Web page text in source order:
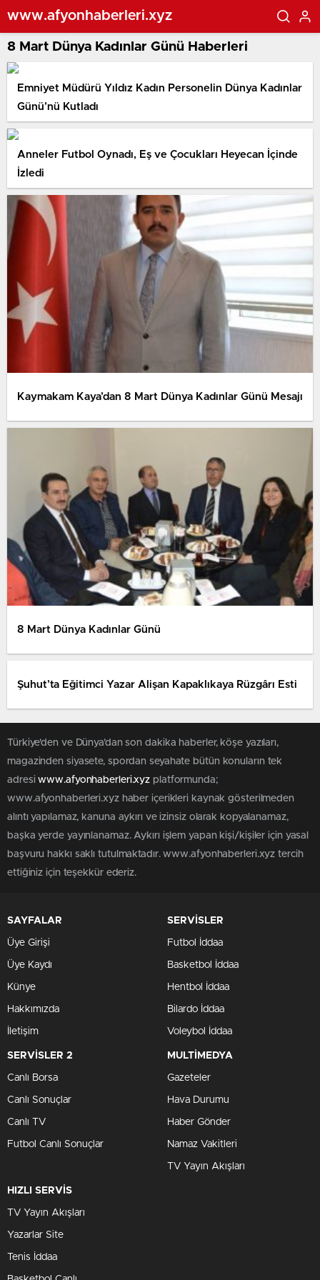
www.afyonhaberleri.xyz
8 Mart Dünya Kadınlar Günü Haberleri
Emniyet Müdürü Yıldız Kadın Personelin Dünya Kadınlar
Günü’nü Kutladı
Anneler Futbol Oynadı, Eş ve Çocukları Heyecan İçinde
İzledi
Kaymakam Kaya’dan 8 Mart Dünya Kadınlar Günü Mesajı
8 Mart Dünya Kadınlar Günü
Şuhut’ta Eğitimci Yazar Alişan Kapaklıkaya Rüzgârı Esti
Türkiye'den ve Dünya’dan son dakika haberler, köşe yazıları,
magazinden siyasete, spordan seyahate bütün konuların tek
adresiwww.afyonhaberleri.xyz platformunda;
www.afyonhaberleri.xyz haber içerikleri kaynak gösterilmeden
alıntı yapılamaz, kanuna aykırı ve izinsiz olarak kopyalanamaz,
başka yerde yayınlanamaz. Aykırı işlem yapan kişi/kişiler için yasal
başvuru hakkı saklı tutulmaktadır. www.afyonhaberleri.xyz tercih
ettiğiniz için teşekkür ederiz.
SAYFALAR
Üye Girişi
Üye Kaydı
Künye
Hakkımızda
İletişim
SERVİSLER
Futbol İddaa
Basketbol İddaa
Hentbol İddaa
Bilardo İddaa
Voleybol İddaa
SERVİSLER 2
Canlı Borsa
Canlı Sonuçlar
Canlı TV
Futbol Canlı Sonuçlar
MULTİMEDYA
Gazeteler
Hava Durumu
Haber Gönder
Namaz Vakitleri
TV Yayın Akışları
HIZLI SERVİS
TV Yayın Akışları
Yazarlar Site
Tenis İddaa